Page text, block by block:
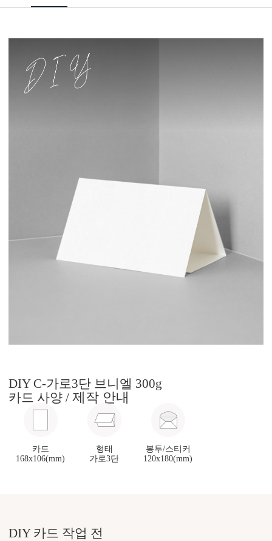
DIY C-가로3단 브니엘 300g
카드 사양 / 제작 안내
카드
168x106(mm)
형태
가로3단
봉투/스티커
120x180(mm)
DIY 카드 작업 전